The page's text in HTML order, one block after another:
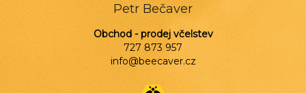
Petr Bečaver
Obchod - prodej včelstev
727 873 957
info@beecaver.cz